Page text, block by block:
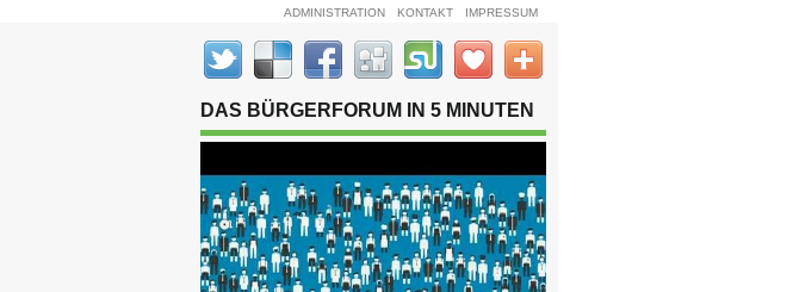
ADMINISTRATION KONTAKT IMPRESSUM
DAS BÜRGERFORUM IN 5 MINUTEN